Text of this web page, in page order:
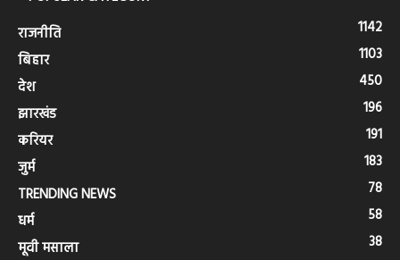
राजनीति
1142
बिहार
1103
देश
450
झारखंड
196
करियर
191
जुर्म
183
TRENDING NEWS
78
धर्म
58
मूवी मसाला
38